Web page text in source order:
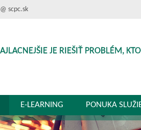
scpc.sk
JE RIEŠIŤ PROBLÉM,
E-LEARNING PONUKA